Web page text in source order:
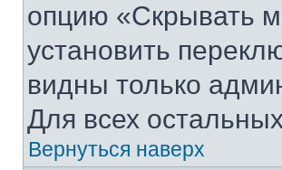
опцию «Скрывать
установить
видны только
Для всех
Вернуться наверх